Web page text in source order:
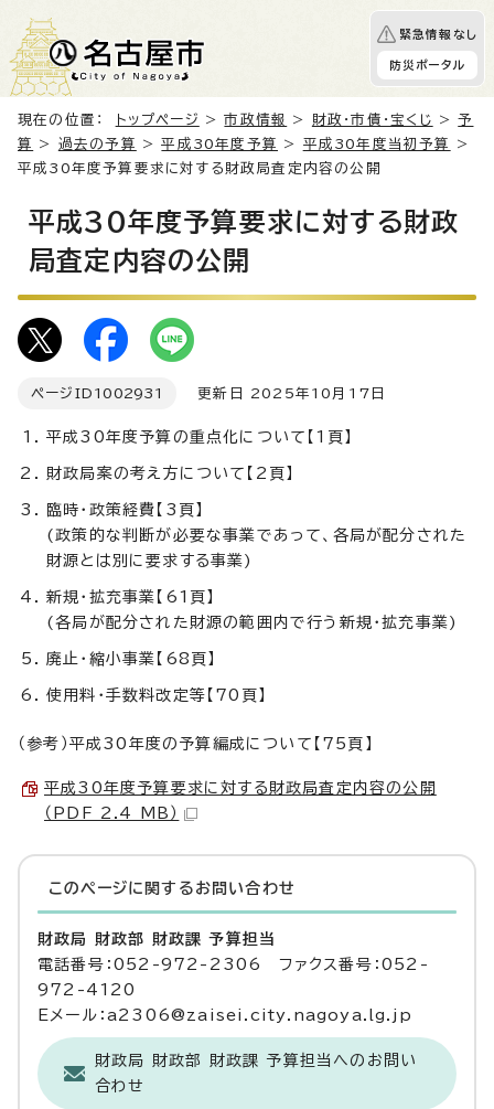
緊急情報なし
防災ポータル
現在の位置： トップページ >市政情報 > 財政・市債・宝くじ >予
算
> 過去の予算 >平成30年度予算 > 平成30年度当初予算
>
平成30年度予算要求に対する財政局査定内容の公開
平成30年度予算要求に対する財政
局査定内容の公開
ページID 1002931 更新日 2025年10月17日
平成30年度予算の重点化について【1頁】
財政局案の考え方について【2頁】
臨時・政策経費【3頁】
(政策的な判断が必要な事業であって、各局が配分された
財源とは別に要求する事業)
新規・拡充事業【61頁】
(各局が配分された財源の範囲内で行う新規・拡充事業)
廃止・縮小事業【68頁】
使用料・手数料改定等【70頁】
（参考）平成30年度の予算編成について【75頁】
平成30年度予算要求に対する財政局査定内容の公開
（PDF 2.4 MB）
このページに関する お問い合わせ
財政局 財政部 財政課 予算担当
電話番号：052-972-2306 ファクス番号：052-
972-4120
Eメール：a2306@zaisei.city.nagoya.lg.jp
財政局 財政部 財政課 予算担当へのお問い
合わせ